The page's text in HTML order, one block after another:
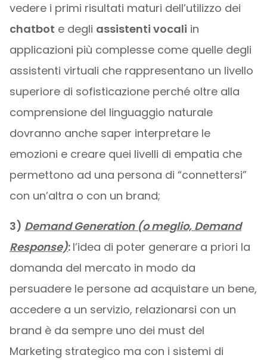
vedere i primi risultati maturi dell’utilizzo dei
chatbot e degli assistenti vocali in
applicazioni più complesse come quelle degli
assistenti virtuali che rappresentano un livello
superiore di sofisticazione perché oltre alla
comprensione del linguaggio naturale
dovranno anche saper interpretare le
emozioni e creare quei livelli di empatia che
permettono ad una persona di “connettersi”
con un’altra o con un brand;
3) Demand Generation (o meglio, Demand
Response): l’idea di poter generare a priori la
domanda del mercato in modo da
persuadere le persone ad acquistare un bene,
accedere a un servizio, relazionarsi con un
brand è da sempre uno dei must del
Marketing strategico ma con i sistemi di